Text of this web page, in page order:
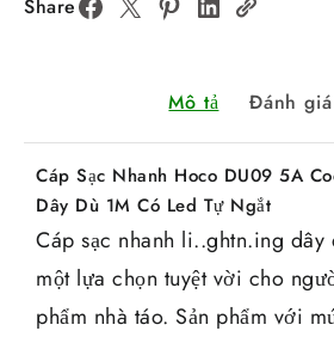
Share
Mô tả Đánh
Cáp Sạc Nhanh Hoco DU09 5A
Dây Dù 1M Có Led Tự Ngắt
Cáp sạc nhanh li..ghtn.ing
một lựa chọn tuyệt vời cho
phẩm nhà táo. Sản phẩm với